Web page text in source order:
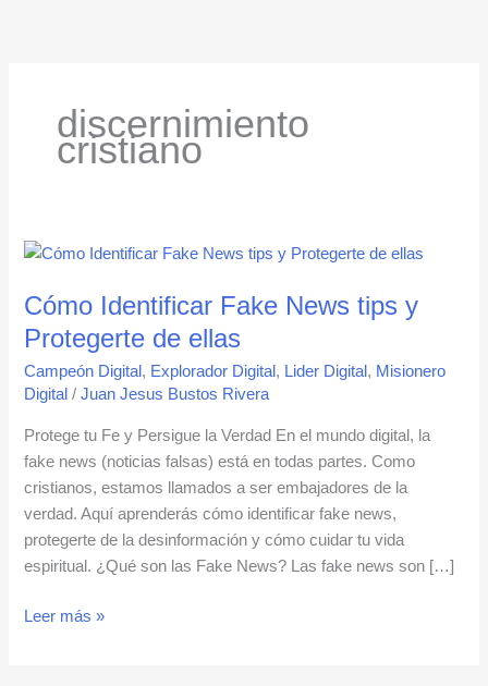
discernimiento
cristiano
Cómo Identificar Fake News tips y
Protegerte de ellas
Campeón Digital , Explorador Digital , Lider Digital , Misionero
Digital /Juan Jesus Bustos Rivera
Protege tu Fe y Persigue la Verdad En el mundo digital, la
fake news (noticias falsas) está en todas partes. Como
cristianos, estamos llamados a ser embajadores de la
verdad. Aquí aprenderás cómo identificar fake news,
protegerte de la desinformación y cómo cuidar tu vida
espiritual. ¿Qué son las Fake News? Las fake news son […]
Cómo
Fake
News
y
Protegerte
de
ellas
Leer más »